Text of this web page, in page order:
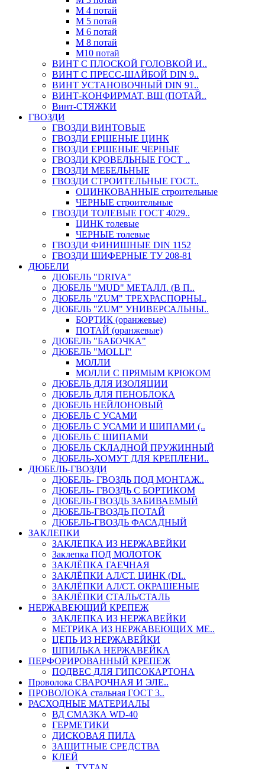
М 4 потай
М 5 потай
М 6 потай
М 8 потай
М10 потай
ВИНТ С ПЛОСКОЙ ГОЛОВКОЙ И..
ВИНТ С ПРЕСС-ШАЙБОЙ DIN 9..
ВИНТ УСТАНОВОЧНЫЙ DIN 91..
ВИНТ-КОНФИРМАТ, ВШ (ПОТАЙ..
Винт-СТЯЖКИ
ГВОЗДИ
ГВОЗДИ ВИНТОВЫЕ
ГВОЗДИ ЕРШЕНЫЕ ЦИНК
ГВОЗДИ ЕРШЕНЫЕ ЧЕРНЫЕ
ГВОЗДИ КРОВЕЛЬНЫЕ ГОСТ ..
ГВОЗДИ МЕБЕЛЬНЫЕ
ГВОЗДИ СТРОИТЕЛЬНЫЕ ГОСТ..
ОЦИНКОВАННЫЕ строительные
ЧЕРНЫЕ строительные
ГВОЗДИ ТОЛЕВЫЕ ГОСТ 4029..
ЦИНК толевые
ЧЕРНЫЕ толевые
ГВОЗДИ ФИНИШНЫЕ DIN 1152
ГВОЗДИ ШИФЕРНЫЕ ТУ 208-81
ДЮБЕЛИ
ДЮБЕЛЬ "DRIVA"
ДЮБЕЛЬ "MUD" МЕТАЛЛ. (В П..
ДЮБЕЛЬ "ZUM" ТРЕХРАСПОРНЫ..
ДЮБЕЛЬ "ZUM" УНИВЕРСАЛЬНЫ..
БОРТИК (оранжевые)
ПОТАЙ (оранжевые)
ДЮБЕЛЬ "БАБОЧКА"
ДЮБЕЛЬ "МOLLI"
МОЛЛИ
МОЛЛИ С ПРЯМЫМ КРЮКОМ
ДЮБЕЛЬ ДЛЯ ИЗОЛЯЦИИ
ДЮБЕЛЬ ДЛЯ ПЕНОБЛОКА
ДЮБЕЛЬ НЕЙЛОНОВЫЙ
ДЮБЕЛЬ С УСАМИ
ДЮБЕЛЬ С УСАМИ И ШИПАМИ (..
ДЮБЕЛЬ С ШИПАМИ
ДЮБЕЛЬ СКЛАДНОЙ ПРУЖИННЫЙ
ДЮБЕЛЬ-ХОМУТ ДЛЯ КРЕПЛЕНИ..
ДЮБЕЛЬ-ГВОЗДИ
ДЮБЕЛЬ- ГВОЗДЬ ПОД МОНТАЖ..
ДЮБЕЛЬ- ГВОЗДЬ С БОРТИКОМ
ДЮБЕЛЬ-ГВОЗДЬ ЗАБИВАЕМЫЙ
ДЮБЕЛЬ-ГВОЗДЬ ПОТАЙ
ДЮБЕЛЬ-ГВОЗДЬ ФАСАДНЫЙ
ЗАКЛЕПКИ
ЗАКЛЕПКА ИЗ НЕРЖАВЕЙКИ
Заклепка ПОД МОЛОТОК
ЗАКЛЁПКА ГАЕЧНАЯ
ЗАКЛЁПКИ АЛ/СТ. ЦИНК (DI..
ЗАКЛЁПКИ АЛ/СТ. ОКРАШЕНЫЕ
ЗАКЛЁПКИ СТАЛЬ/СТАЛЬ
НЕРЖАВЕЮЩИЙ КРЕПЕЖ
ЗАКЛЕПКА ИЗ НЕРЖАВЕЙКИ
МЕТРИКА ИЗ НЕРЖАВЕЮЩИХ МЕ..
ЦЕПЬ ИЗ НЕРЖАВЕЙКИ
ШПИЛЬКА НЕРЖАВЕЙКА
ПЕРФОРИРОВАННЫЙ КРЕПЕЖ
ПОДВЕС ДЛЯ ГИПСОКАРТОНА
Проволока СВАРОЧНАЯ И ЭЛЕ..
ПРОВОЛОКА стальная ГОСТ 3..
РАСХОДНЫЕ МАТЕРИАЛЫ
ВД СМАЗКА WD-40
ГЕРМЕТИКИ
ДИСКОВАЯ ПИЛА
ЗАЩИТНЫЕ СРЕДСТВА
КЛЕЙ